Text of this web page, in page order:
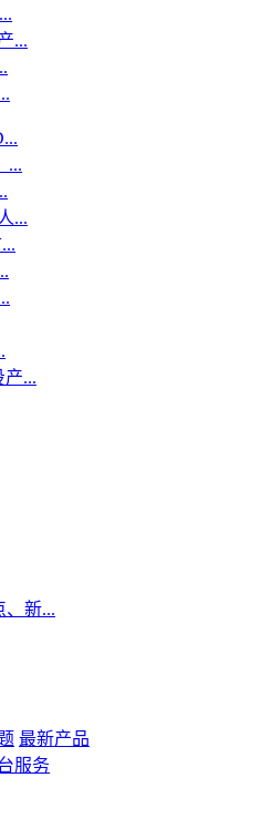
...
...
...
...
新...
最新产品
服务